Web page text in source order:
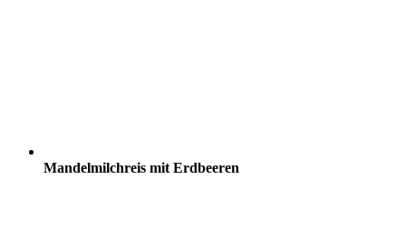
Mandelmilchreis mit Erdbeeren